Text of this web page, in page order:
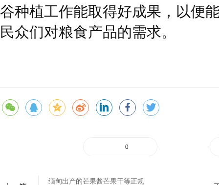
谷种植工作能取得好成果，以便
民众们对粮食产品的需求。
0
缅甸出产的芒果酱芒果干等正规